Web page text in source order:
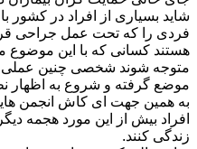
شاید بسیاری از افراد در كشور
فردی را كه تحت عمل جراحی
هستند كسانی كه با این
متوجه شوند شخصی چنین عملی
موضع گرفته و شروع به اظهار
به همین جهت ای كاش انجمن
افراد بیش از این مورد هجمه
زندگی كنند.